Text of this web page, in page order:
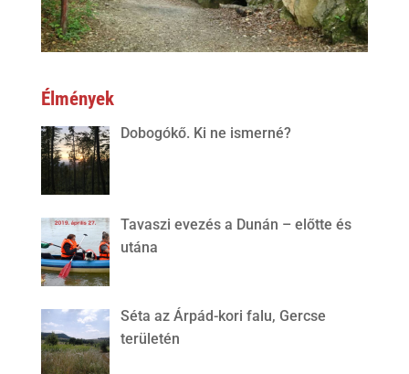
Élmények
Dobogókő. Ki ne ismerné?
Tavaszi evezés a Dunán – előtte és
utána
Séta az Árpád-kori falu, Gercse
területén